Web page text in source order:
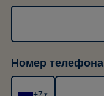
Номер телефона
▾